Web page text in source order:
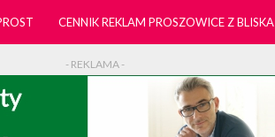
CENNIK REKLAM PROSZOWICE Z BLISKA
- REKLAMA -